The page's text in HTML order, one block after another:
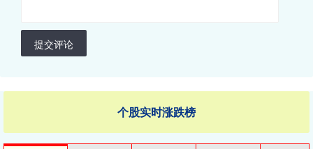
提交评论
个股实时涨跌榜